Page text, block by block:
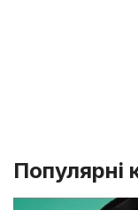
Популярні